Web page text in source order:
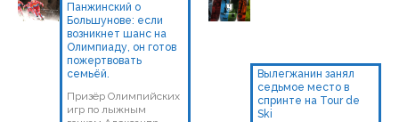
Панжинский о
Большунове: если
возникнет шанс на
Олимпиаду, он готов
пожертвовать
семьёй.
Призёр Олимпийских
игр по лыжным
Вылегжанин занял
седьмое место в
спринте на Tour de
Ski